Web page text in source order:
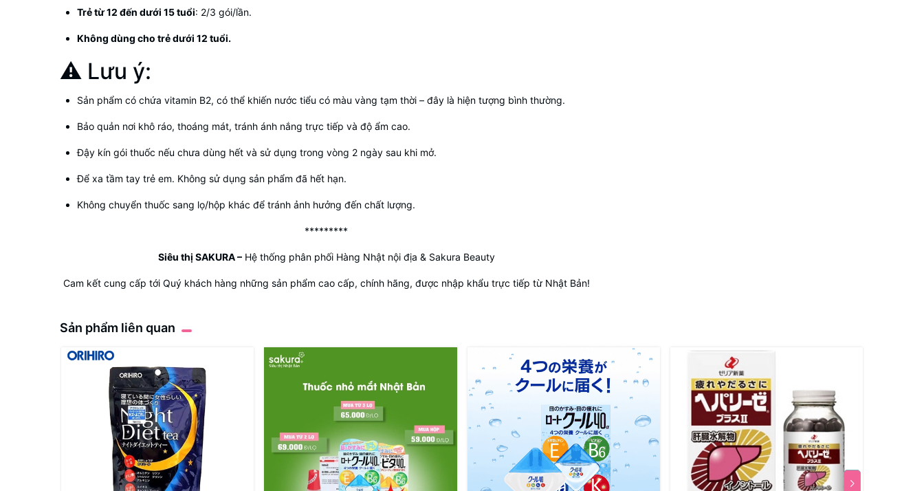
Trẻ từ 12 đến dưới 15 tuổi: 2/3 gói/lần.
Không dùng cho trẻ dưới 12 tuổi.
⚠️ Lưu ý:
Sản phẩm có chứa vitamin B2, có thể khiến nước tiểu có màu vàng tạm thời – đây là hiện tượng bình thường.
Bảo quản nơi khô ráo, thoáng mát, tránh ánh nắng trực tiếp và độ ẩm cao.
Đậy kín gói thuốc nếu chưa dùng hết và sử dụng trong vòng 2 ngày sau khi mở.
Để xa tầm tay trẻ em. Không sử dụng sản phẩm đã hết hạn.
Không chuyển thuốc sang lọ/hộp khác để tránh ảnh hưởng đến chất lượng.
*********
Siêu thị SAKURA –Hệ thống phân phối Hàng Nhật nội địa & Sakura Beauty
Cam kết cung cấp tới Quý khách hàng những sản phẩm cao cấp, chính hãng, được nhập khẩu trực tiếp từ Nhật Bản!
Sản phẩm liên quan